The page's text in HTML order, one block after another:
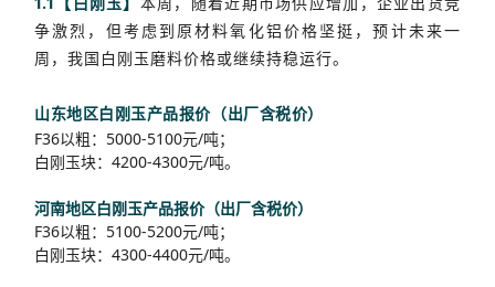
争激烈，但考虑到原材料氧化铝价格坚挺，预计未来一
周，我国白刚玉磨料价格或继续持稳运行。
山东地区白刚玉产品报价（出厂含税价）
F36以粗：5000-5100元/吨；
白刚玉块：4200-4300元/吨。
河南地区白刚玉产品报价（出厂含税价）
F36以粗：5100-5200元/吨；
白刚玉块：4300-4400元/吨。